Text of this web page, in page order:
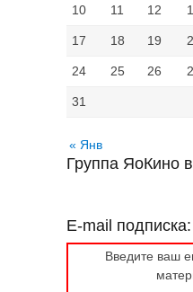
10 11 12
17 18 19
24 25 26
31
« Янв
Группа ЯоКино
E-mail подписка:
Введите ваш